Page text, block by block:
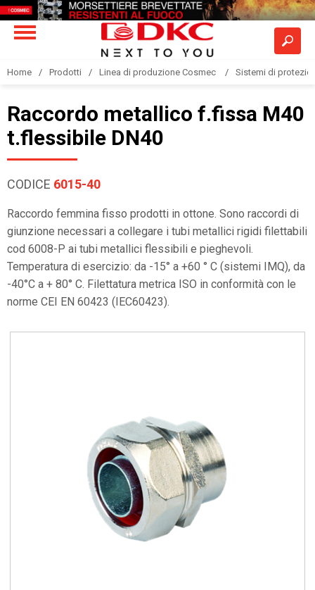
Home Prodotti Linea di produzione Cosmec Sistemi di
Raccordo metallico f.fissa M40
t.flessibile DN40
CODICE 6015-40
Raccordo femmina fisso prodotti in ottone. Sono raccordi di
giunzione necessari a collegare i tubi metallici rigidi filettabili
cod 6008-P ai tubi metallici flessibili e pieghevoli.
Temperatura di esercizio: da -15° a +60 ° C (sistemi IMQ), da
-40°C a + 80° C. Filettatura metrica ISO in conformità con le
norme CEI EN 60423 (IEC60423).